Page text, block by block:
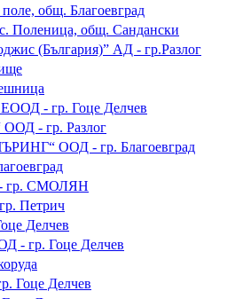
общ. Благоевград
Поленица, общ. Сандански
(България)” АД - гр.Разлог
- гр. Гоце Делчев
ООД - гр. Разлог
ООД - гр. Благоевград
гр. СМОЛЯН
Петрич
Делчев
- гр. Гоце Делчев
Гоце Делчев